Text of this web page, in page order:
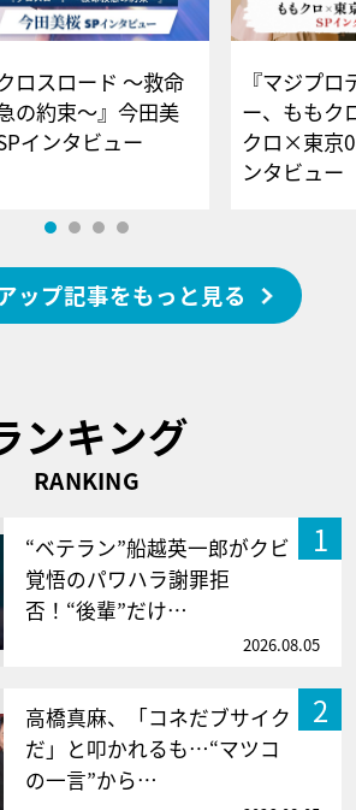
クロスロード ～救命
の約束～』今田美
インタビュー
『マジプロ
ー、ももク
クロ×東京
ンタビュー
ップ記事をもっと見る
ンキング
RANKING
1
“ベテラン”船越英一郎がクビ
覚悟のパワハラ謝罪拒
否！“後輩”だけ…
2026.08.05
2
高橋真麻、「コネだブサイク
だ」と叩かれるも…“マツコ
の一言”から…